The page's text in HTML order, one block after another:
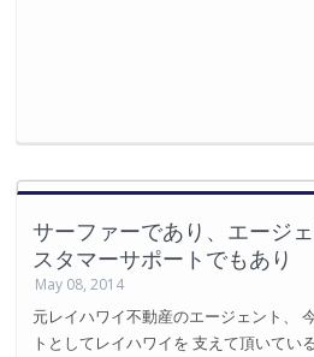
サーファーであり、エージ
スタマーサポートでもあり
May 08, 2014
元レイハワイ不動産のエージェント、
トとしてレイハワイを 支えて頂いてい